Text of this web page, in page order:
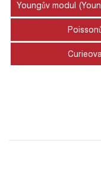
Youngův modul